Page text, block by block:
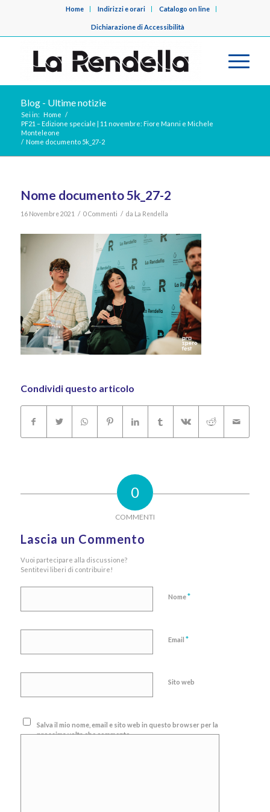
Home Indirizzi e orari Catalogo on line
Dichiarazione di Accessibilità
Blog - Ultime notizie
Sei in: Home /
PF21 – Edizione speciale | 11 novembre: Fiore Manni e Michele
Monteleone
/ Nome documento 5k_27-2
Nome documento 5k_27-2
16 Novembre 2021 / 0 Commenti / da La Rendella
Condividi questo articolo
0
COMMENTI
Lascia un Commento
Vuoi partecipare alla discussione?
Sentitevi liberi di contribuire!
Nome*
Email *
Sito web
Salva il mio nome, email e sito web in questo browser per la
prossima volta che commento.